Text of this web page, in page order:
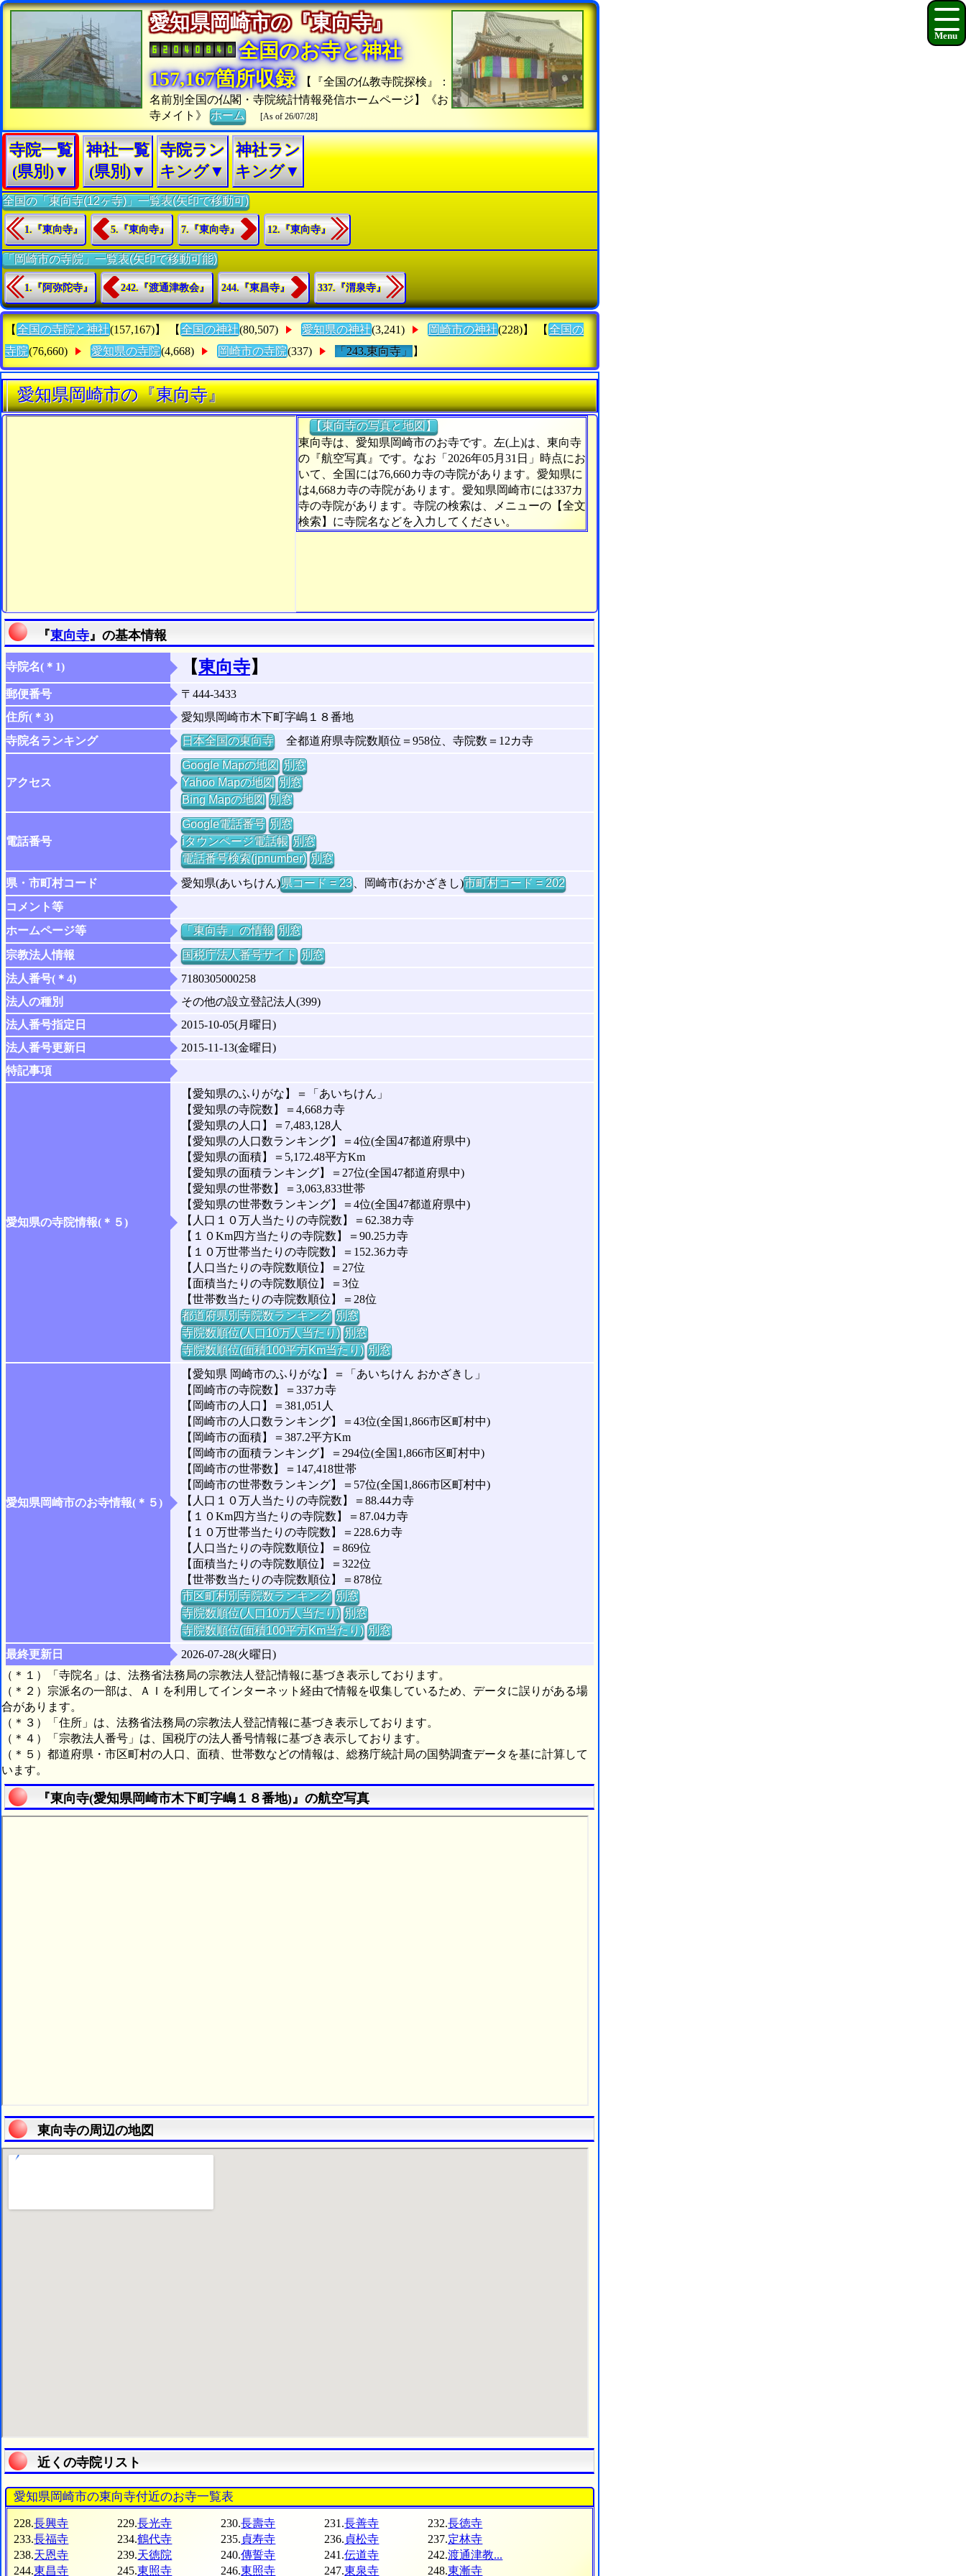
愛知県岡崎市の『東向寺』
全国のお寺と神社
157,167箇所収録
【『全国の仏教寺院探検』：
名前別全国の仏閣・寺院統計情報発信ホームページ】《お
寺メイト》ホーム [As of 26/07/28]
寺院一覧
(県別)▼
神社一覧
(県別)▼
寺院ラン
キング▼
神社ラン
キング▼
全国の「東向寺(12ヶ寺)」一覧表(矢印で移動可)
1.『東向寺』 5.『東向寺』 7.『東向寺』 12.『東向寺』
「岡崎市の寺院」一覧表(矢印で移動可能)
1.『阿弥陀寺』 242.『渡通津教会』 244.『東昌寺』 337.『渭泉寺』
【 全国の寺院と神社(157,167)】 【 全国の神社(80,507) 愛知県の神社(3,241) 岡崎市の神社(228)】 【 全国の
寺院(76,660) 愛知県の寺院(4,668) 岡崎市の寺院(337) 「243.東向寺」 】
愛知県岡崎市の『東向寺』
【東向寺の写真と地図】
東向寺は、愛知県岡崎市のお寺です。左(上)は、東向寺
の『航空写真』です。なお「2026年05月31日」時点にお
いて、全国には76,660カ寺の寺院があります。愛知県に
は4,668カ寺の寺院があります。愛知県岡崎市には337カ
寺の寺院があります。寺院の検索は、メニューの【全文
検索】に寺院名などを入力してください。
『東向寺』の基本情報
寺院名(＊1) 【東向寺】
郵便番号
〒444-3433
住所(＊3)
愛知県岡崎市木下町字嶋１８番地
寺院名ランキング
日本全国の東向寺全都道府県寺院数順位＝958位、寺院数＝12カ寺
アクセス
Google Mapの地図 別窓
Yahoo Mapの地図 別窓
Bing Mapの地図 別窓
電話番号
Google電話番号 別窓
iタウンページ電話帳 別窓
電話番号検索(jpnumber) 別窓
県・市町村コード
愛知県(あいちけん)県コード = 23、岡崎市(おかざきし)市町村コード = 202
コメント等
ホームページ等
「東向寺」の情報 別窓
宗教法人情報
国税庁法人番号サイト 別窓
法人番号(＊4)
7180305000258
法人の種別
その他の設立登記法人(399)
法人番号指定日
2015-10-05(月曜日)
法人番号更新日
2015-11-13(金曜日)
特記事項
愛知県の寺院情報(＊５)
【愛知県のふりがな】＝「あいちけん」
【愛知県の寺院数】＝4,668カ寺
【愛知県の人口】＝7,483,128人
【愛知県の人口数ランキング】＝4位(全国47都道府県中)
【愛知県の面積】＝5,172.48平方Km
【愛知県の面積ランキング】＝27位(全国47都道府県中)
【愛知県の世帯数】＝3,063,833世帯
【愛知県の世帯数ランキング】＝4位(全国47都道府県中)
【人口１０万人当たりの寺院数】＝62.38カ寺
【１０Km四方当たりの寺院数】＝90.25カ寺
【１０万世帯当たりの寺院数】＝152.36カ寺
【人口当たりの寺院数順位】＝27位
【面積当たりの寺院数順位】＝3位
【世帯数当たりの寺院数順位】＝28位
都道府県別寺院数ランキング 別窓
寺院数順位(人口10万人当たり) 別窓
寺院数順位(面積100平方Km当たり) 別窓
愛知県岡崎市のお寺情報(＊５)
【愛知県 岡崎市のふりがな】＝「あいちけん おかざきし」
【岡崎市の寺院数】＝337カ寺
【岡崎市の人口】＝381,051人
【岡崎市の人口数ランキング】＝43位(全国1,866市区町村中)
【岡崎市の面積】＝387.2平方Km
【岡崎市の面積ランキング】＝294位(全国1,866市区町村中)
【岡崎市の世帯数】＝147,418世帯
【岡崎市の世帯数ランキング】＝57位(全国1,866市区町村中)
【人口１０万人当たりの寺院数】＝88.44カ寺
【１０Km四方当たりの寺院数】＝87.04カ寺
【１０万世帯当たりの寺院数】＝228.6カ寺
【人口当たりの寺院数順位】＝869位
【面積当たりの寺院数順位】＝322位
【世帯数当たりの寺院数順位】＝878位
市区町村別寺院数ランキング 別窓
寺院数順位(人口10万人当たり) 別窓
寺院数順位(面積100平方Km当たり) 別窓
最終更新日
2026-07-28(火曜日)
（＊１）「寺院名」は、法務省法務局の宗教法人登記情報に基づき表示しております。
（＊２）宗派名の一部は、ＡＩを利用してインターネット経由で情報を収集しているため、データに誤りがある場
合があります。
（＊３）「住所」は、法務省法務局の宗教法人登記情報に基づき表示しております。
（＊４）「宗教法人番号」は、国税庁の法人番号情報に基づき表示しております。
（＊５）都道府県・市区町村の人口、面積、世帯数などの情報は、総務庁統計局の国勢調査データを基に計算して
います。
『東向寺(愛知県岡崎市木下町字嶋１８番地)』の航空写真
東向寺の周辺の地図
近くの寺院リスト
愛知県岡崎市の東向寺付近のお寺一覧表
228.長興寺 229.長光寺 230.長壽寺 231.長善寺 232.長徳寺
233.長福寺 234.鶴代寺 235. 貞寿寺 236. 貞松寺 237.定林寺
238.天恩寺 239.天徳院 240.傳誓寺 241.伝道寺 242.渡通津教...
244.東昌寺 245.東照寺 246.東照寺 247.東泉寺 248.東漸寺